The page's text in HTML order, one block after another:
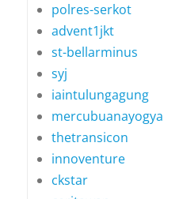
polres-serkot
advent1jkt
st-bellarminus
syj
iaintulungagung
mercubuanayogya
thetransicon
innoventure
ckstar